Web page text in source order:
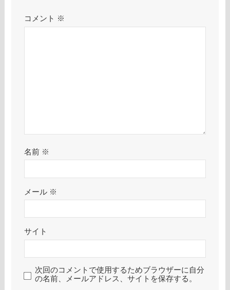
コメント ※
名前 ※
メール ※
サイト
次回のコメントで使用するためブラウザーに自分
の名前、メールアドレス、サイトを保存する。